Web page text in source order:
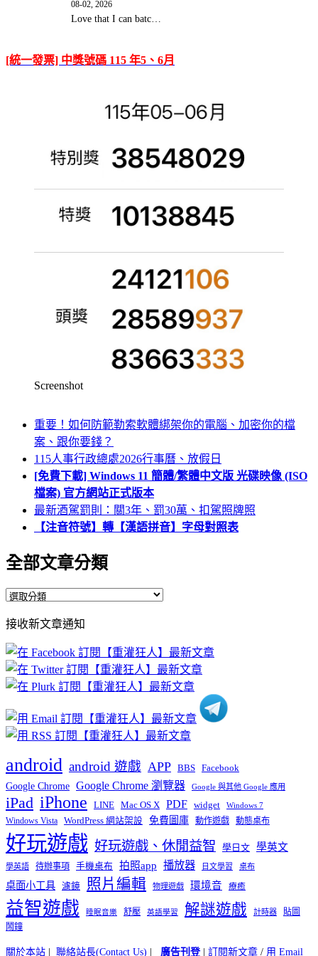
08-02, 2026
Love that I can batc…
[統一發票] 中獎號碼 115 年5、6月
Screenshot
重要！如何防範勒索軟體綁架你的電腦、加密你的檔
案、跟你要錢？
115人事行政總處2026行事曆、放假日
[免費下載] Windows 11 簡體/繁體中文版 光碟映像 (ISO
檔案) 官方網站正式版本
最新酒駕罰則：關3年、罰30萬、扣駕照牌照
【注音符號】轉【漢語拼音】字母對照表
全部文章分類
全
文
章
分
類
接收新文章通知
android android 遊戲 APP BBS Facebook
Google Chrome Google Chrome 瀏覽器 Google 與其他 Google 應用
iPad iPhone LINE Mac OS X PDF widget Windows 7
Windows Vista WordPress 網站架設 免費圖庫 動作遊戲 動態桌布
好玩遊戲 好玩遊戲、休閒益智 學日文 學英文
學英語 待辦事項 手機桌布 拍照app 播放器 日文學習 桌布
桌面小工具 濾鏡 照片編輯 物理遊戲 環境音 療癒
益智遊戲 睡眠音樂 舒壓 英語學習 解謎遊戲 計時器
貼圖
鬧鐘
關於本站 | 聯絡站長(Contact Us) | 廣告刊登| 訂閱新文章 / 用 Email